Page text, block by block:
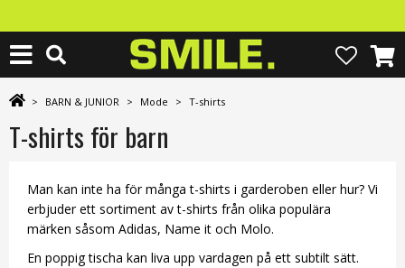
> BARN & JUNIOR > Mode > T-shirts
T-shirts för barn
Man kan inte ha för många t-shirts i garderoben eller hur? Vi
erbjuder ett sortiment av t-shirts från olika populära
märken såsom Adidas, Name it och Molo.
En poppig tischa kan liva upp vardagen på ett subtilt sätt.